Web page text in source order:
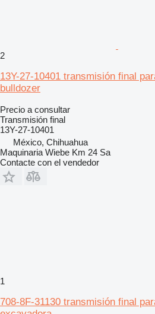
2
13Y-27-10401 transmisión final
bulldozer
Precio a consultar
Transmisión final
13Y-27-10401
México, Chihuahua
Maquinaria Wiebe Km 24 Sa
Contacte con el vendedor
1
708-8F-31130 transmisión final